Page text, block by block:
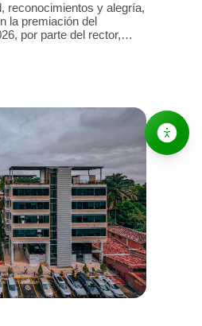
reconocimientos y alegría,
la premiación del
por parte del rector,
evento que contó con el